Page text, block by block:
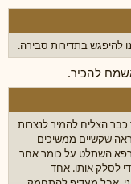
להיפגש בתדירות סבירה.
להכיר.
הצליח להמיר לנצרות
שקשיים ממשיכים
רפא השתלט על כומר אחר
לסלק אותו. אחד